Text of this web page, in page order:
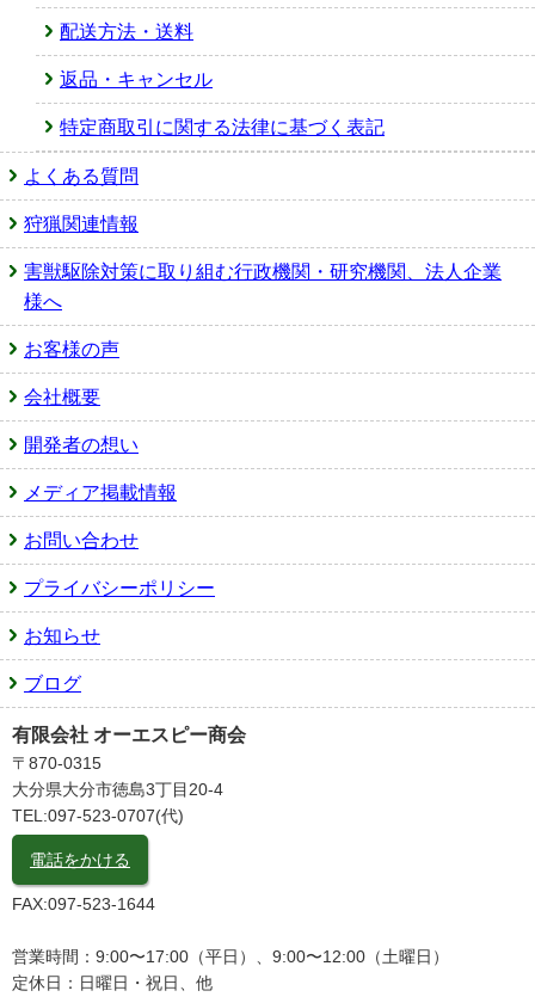
配送方法・送料
返品・キャンセル
特定商取引に関する法律に基づく表記
よくある質問
狩猟関連情報
害獣駆除対策に取り組む行政機関・研究機関、法人企業
様へ
お客様の声
会社概要
開発者の想い
メディア掲載情報
お問い合わせ
プライバシーポリシー
お知らせ
ブログ
有限会社 オーエスピー商会
〒870-0315
大分県大分市徳島3丁目20-4
TEL:097-523-0707(代)
電話をかける
FAX:097-523-1644
営業時間：9:00〜17:00（平日）、9:00〜12:00（土曜日）
定休日：日曜日・祝日、他